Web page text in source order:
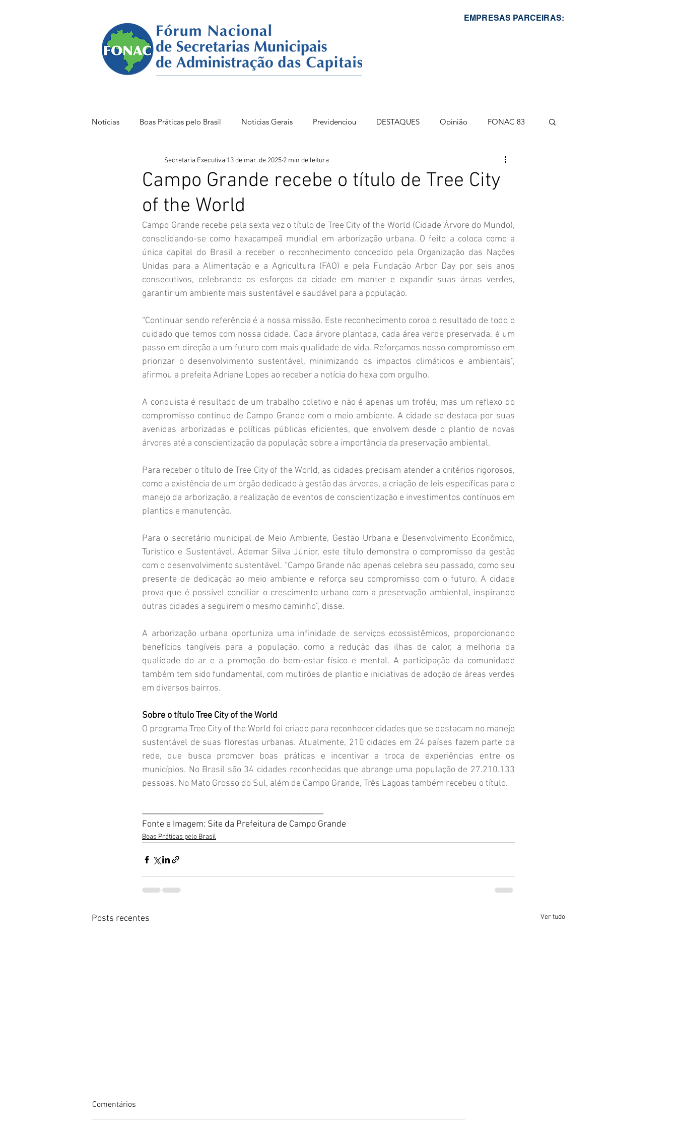
EMPRESAS PARCEIRAS:
Notícias Boas Práticas pelo Brasil Noticias Gerais Previdenciou DESTAQUES Opinião FONAC 83
FONAC 85 VITÓRIA FONAC86BSB FONAC 84 DESTAQUES OPINIÃO
Campo Grande recebe o título de Tree City
of the World
Secretaria Executiva 13 de mar. de 2025 2 min de leitura
Campo Grande recebe pela sexta vez o título de Tree City of the World (Cidade Árvore do Mundo),
consolidando-se como hexacampeã mundial em arborização urbana. O feito a coloca como a
única capital do Brasil a receber o reconhecimento concedido pela Organização das Nações
Unidas para a Alimentação e a Agricultura (FAO) e pela Fundação Arbor Day por seis anos
consecutivos, celebrando os esforços da cidade em manter e expandir suas áreas verdes,
garantir um ambiente mais sustentável e saudável para a população.
“Continuar sendo referência é a nossa missão. Este reconhecimento coroa o resultado de todo o
cuidado que temos com nossa cidade. Cada árvore plantada, cada área verde preservada, é um
passo em direção a um futuro com mais qualidade de vida. Reforçamos nosso compromisso em
priorizar o desenvolvimento sustentável, minimizando os impactos climáticos e ambientais”,
afirmou a prefeita Adriane Lopes ao receber a notícia do hexa com orgulho.
A conquista é resultado de um trabalho coletivo e não é apenas um troféu, mas um reflexo do
compromisso contínuo de Campo Grande com o meio ambiente. A cidade se destaca por suas
avenidas arborizadas e políticas públicas eficientes, que envolvem desde o plantio de novas
árvores até a conscientização da população sobre a importância da preservação ambiental.
Para receber o título de Tree City of the World, as cidades precisam atender a critérios rigorosos,
como a existência de um órgão dedicado à gestão das árvores, a criação de leis específicas para o
manejo da arborização, a realização de eventos de conscientização e investimentos contínuos em
plantios e manutenção.
Para o secretário municipal de Meio Ambiente, Gestão Urbana e Desenvolvimento Econômico,
Turístico e Sustentável, Ademar Silva Júnior, este título demonstra o compromisso da gestão
com o desenvolvimento sustentável. “Campo Grande não apenas celebra seu passado, como seu
presente de dedicação ao meio ambiente e reforça seu compromisso com o futuro. A cidade
prova que é possível conciliar o crescimento urbano com a preservação ambiental, inspirando
outras cidades a seguirem o mesmo caminho”, disse.
A arborização urbana oportuniza uma infinidade de serviços ecossistêmicos, proporcionando
benefícios tangíveis para a população, como a redução das ilhas de calor, a melhoria da
qualidade do ar e a promoção do bem-estar físico e mental. A participação da comunidade
também tem sido fundamental, com mutirões de plantio e iniciativas de adoção de áreas verdes
em diversos bairros.
Sobre o título Tree City of the World
O programa Tree City of the World foi criado para reconhecer cidades que se destacam no manejo
sustentável de suas florestas urbanas. Atualmente, 210 cidades em 24 países fazem parte da
rede, que busca promover boas práticas e incentivar a troca de experiências entre os
municípios. No Brasil são 34 cidades reconhecidas que abrange uma população de 27.210.133
pessoas. No Mato Grosso do Sul, além de Campo Grande, Três Lagoas também recebeu o título.
Fonte e Imagem: Site da Prefeitura de Campo Grande
Boas Práticas pelo Brasil
Posts recentes Ver tudo
Comentários